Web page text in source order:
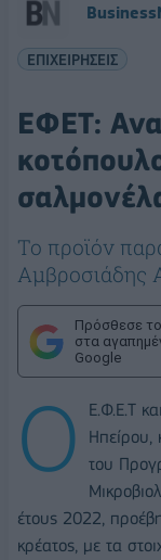
ΕΠΙΧΕΙΡΗΣΕΙΣ
ΕΦΕΤ:
Το προϊόν
Αμβροσιάδης
Πρόσθεσε το
στα
Google
Ο
Ε.Φ.Ε.Τ
Ηπείρου,
του
έτους 2022,
κρέατος, με τα